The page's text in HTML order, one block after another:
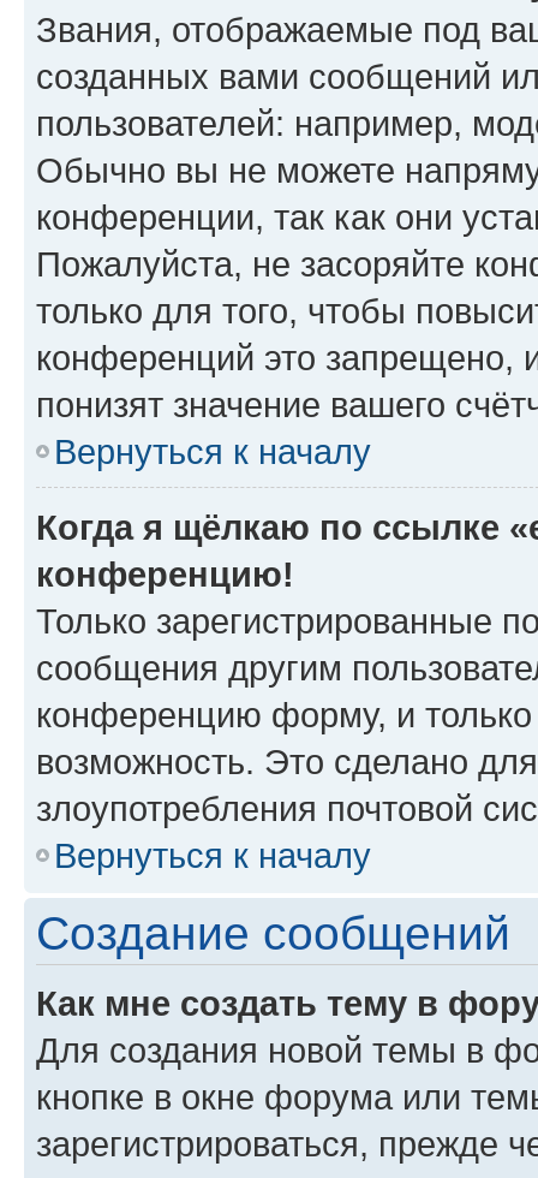
Звания, отображаемые под
созданных вами сообщений
пользователей: например,
Обычно вы не можете
конференции, так как они
Пожалуйста, не засоряйте
только для того, чтобы
конференций это запрещено,
понизят значение вашего
Вернуться к началу
Когда я щёлкаю по ссылке
конференцию!
Только зарегистрированные
сообщения другим
конференцию форму, и
возможность. Это сделано
злоупотребления почтовой
Вернуться к началу
Создание сообщений
Как мне создать тему в
Для создания новой темы в
кнопке в окне форума или
зарегистрироваться, прежде